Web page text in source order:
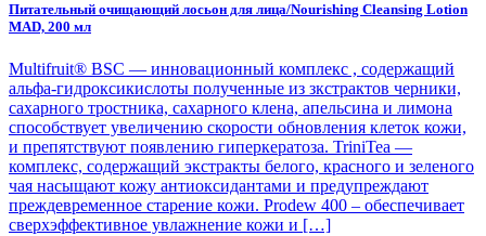
Питательный очищающий лосьон для лица/Nourishing Cleansing Lotion
MAD, 200 мл
Multifruit® BSC — инновационный комплекс , содержащий
альфа-гидроксикислоты полученные из зкстрактов черники,
сахарного тростника, сахарного клена, апельсина и лимона
способствует увеличению скорости обновления клеток кожи,
и препятствуют появлению гиперкератоза. TriniTea —
комплекс, содержащий экстракты белого, красного и зеленого
чая насыщают кожу антиоксидантами и предупреждают
преждевременное старение кожи. Prodew 400 – обеспечивает
сверхэффективное увлажнение кожи и […]